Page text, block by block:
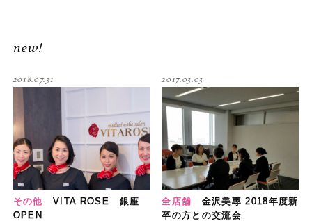
new!
その他
VITA ROSE 銀座
OPEN
2018.07.31
全店舗
金沢美專 2018年度新
卒の方との交流会
2017.03.03